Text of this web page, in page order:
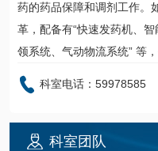
药的药品保障和调剂工作。
革，配备有“快速发药机、
领系统、气动物流系统” 等
科室电话：59978585
科室团队